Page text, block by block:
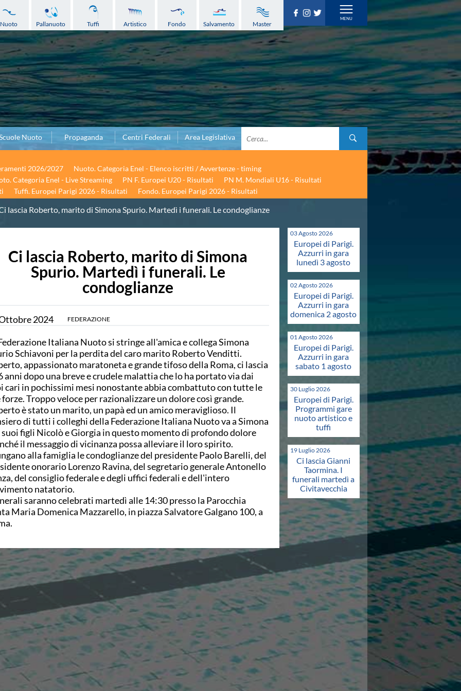
Nuoto Pallanuoto Tuffi Artistico Fondo Salvamento Master
Nuoto Propaganda Centri Federali Area Legislativa
2026/2027
Nuoto. Categoria Enel - Elenco iscritti / Avvertenze - timing
Categoria Enel - Live Streaming PN F. Europei U20 - Risultati
PN M. Mondiali U16 - Risultati
Tuffi. Europei Parigi 2026 - Risultati Fondo. Europei Parigi 2026 - Risultati
lascia Roberto, marito di Simona Spurio. Martedì i funerali. Le condoglianze
Ci lascia Roberto, marito di Simona
Spurio. Martedì i funerali. Le
condoglianze
2024 FEDERAZIONE
Italiana Nuoto si stringe all'amica e collega Simona
Schiavoni per la perdita del caro marito Roberto Venditti.
appassionato maratoneta e grande tifoso della Roma, ci lascia
anni dopo una breve e crudele malattia che lo ha portato via dai
cari in pochissimi mesi nonostante abbia combattuto con tutte le
forze. Troppo veloce per razionalizzare un dolore così grande.
è stato un marito, un papà ed un amico meraviglioso. Il
di tutti i colleghi della Federazione Italiana Nuoto va a Simona
suoi figli Nicolò e Giorgia in questo momento di profondo dolore
il messaggio di vicinanza possa alleviare il loro spirito.
alla famiglia le condoglianze del presidente Paolo Barelli, del
onorario Lorenzo Ravina, del segretario generale Antonello
del consiglio federale e degli uffici federali e dell'intero
natatorio.
saranno celebrati martedì alle 14:30 presso la Parocchia
Maria Domenica Mazzarello, in piazza Salvatore Galgano 100, a
03 Agosto 2026
Europei di Parigi.
Azzurri in gara
lunedì 3 agosto
02 Agosto 2026
Europei di Parigi.
Azzurri in gara
domenica 2 agosto
01 Agosto 2026
Europei di Parigi.
Azzurri in gara
sabato 1 agosto
30 Luglio 2026
Europei di Parigi.
Programmi gare
nuoto artistico e
tuffi
19 Luglio 2026
Ci lascia Gianni
Taormina. I
funerali martedì a
Civitavecchia